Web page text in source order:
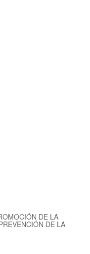
DE LA
DE LA